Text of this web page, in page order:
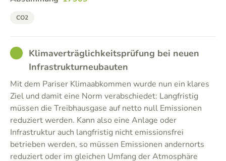
CO2
GOODKlimaverträglichkeitsprüfung bei neuen
Infrastrukturneubauten
Mit dem Pariser Klimaabkommen wurde nun ein klares
Ziel und damit eine Norm verabschiedet: Langfristig
müssen die Treibhausgase auf netto null Emissionen
reduziert werden. Kann also eine Anlage oder
Infrastruktur auch langfristig nicht emissionsfrei
betrieben werden, so müssen Emissionen andernorts
reduziert oder im gleichen Umfang der Atmosphäre